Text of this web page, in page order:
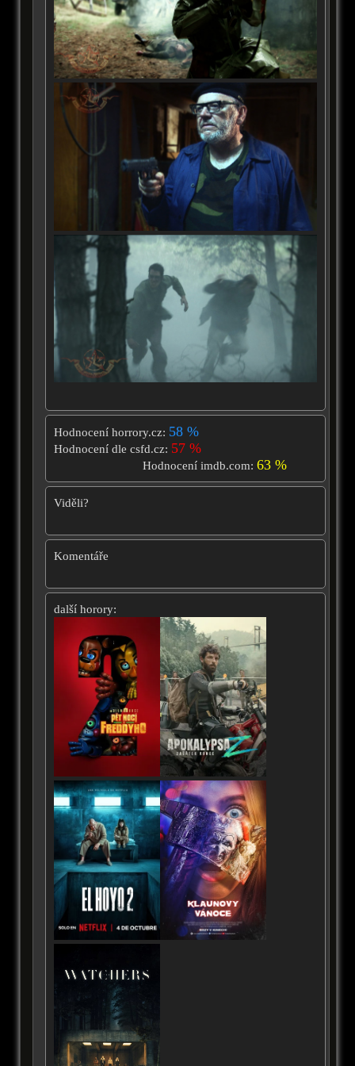
Hodnocení horrory.cz: 58 %
Hodnocení dle csfd.cz: 57 %
Hodnocení imdb.com:63 %
Viděli?
Komentáře
další horory: